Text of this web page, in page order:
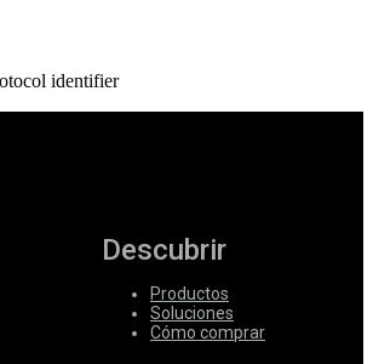
identifier
Descubrir
Productos
Soluciones
Cómo comprar